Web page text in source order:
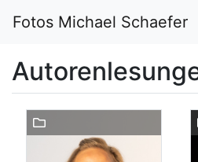
Fotos Michael Schaefer